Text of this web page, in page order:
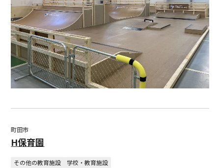
町田市
H保育園
その他の教育施設 学校・教育施設